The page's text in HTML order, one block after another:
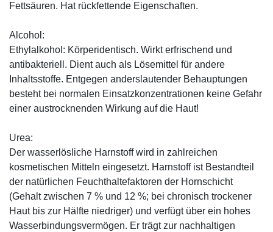
Fettsäuren. Hat rückfettende Eigenschaften.
Alcohol:
Ethylalkohol: Körperidentisch. Wirkt erfrischend und
antibakteriell. Dient auch als Lösemittel für andere
Inhaltsstoffe. Entgegen anderslautender Behauptungen
besteht bei normalen Einsatzkonzentrationen keine Gefahr
einer austrocknenden Wirkung auf die Haut!
Urea:
Der wasserlösliche Harnstoff wird in zahlreichen
kosmetischen Mitteln eingesetzt. Harnstoff ist Bestandteil
der natürlichen Feuchthaltefaktoren der Hornschicht
(Gehalt zwischen 7 % und 12 %; bei chronisch trockener
Haut bis zur Hälfte niedriger) und verfügt über ein hohes
Wasserbindungsvermögen. Er trägt zur nachhaltigen